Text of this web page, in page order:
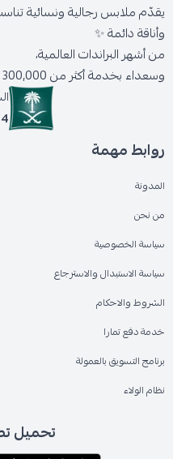
يقدّم ملابس رجالية ونسائية
وأناقة دائمة ✨
من أشهر البراندات العالمية،
وسعداء بخدمة أكثر من 300,000 عميل حول المملكة.
روابط مهمة
المدونة
من نحن
سياسة الخصوصية
سياسة الاستبدال والاسترجاع
الشروط والاحكام
خدمة دفع تمارا
برنامج التسويق بالعمولة
نظام الولاء
تحميل